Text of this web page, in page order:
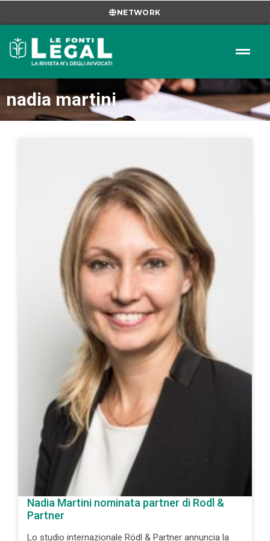
NETWORK
nadia martini
Nadia Martini nominata partner di Rodl &
Partner
Lo studio internazionale Rödl & Partner annuncia la